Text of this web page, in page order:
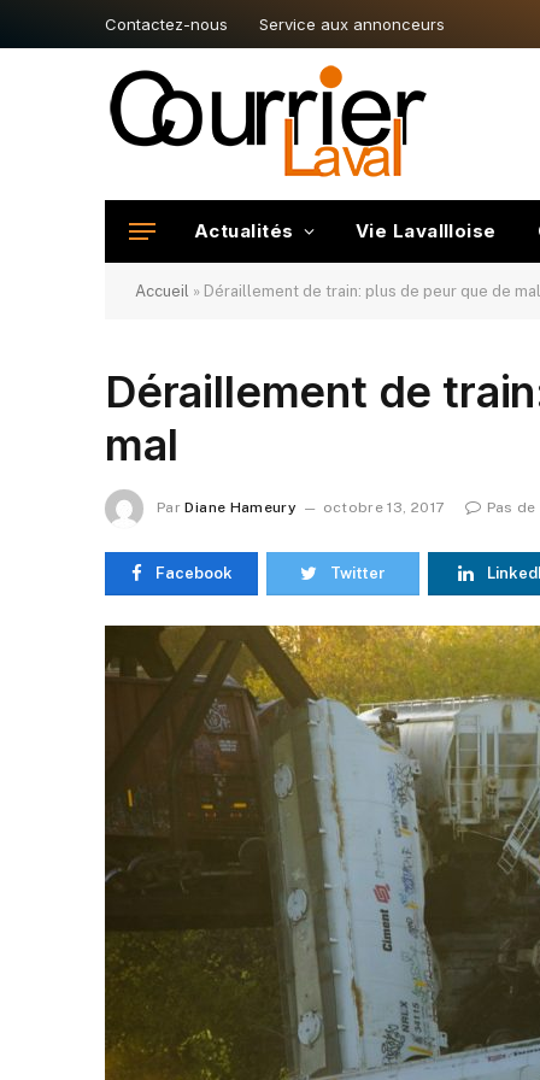
Contactez-nous Service aux annonceurs
Actualités Vie Lavallloise
Accueil » Déraillement de train: plus de peur que de mal
Déraillement de
mal
Par Diane Hameury octobre 13, 2017 Pas
Facebook Twitter